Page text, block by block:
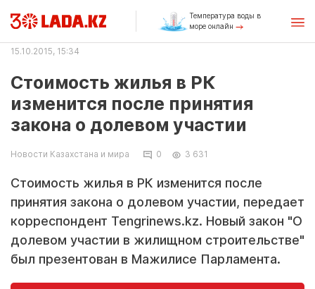
Температура воды в
море онлайн
15.10.2015, 15:34
Стоимость жилья в РК
изменится после принятия
закона о долевом участии
Новости Казахстана и мира 0 3 631
Стоимость жилья в РК изменится после
принятия закона о долевом участии, передает
корреспондент Tengrinews.kz. Новый закон "О
долевом участии в жилищном строительстве"
был презентован в Мажилисе Парламента.